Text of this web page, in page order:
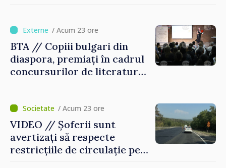
/ Acum 23 ore
BTA // Copiii bulgari din
diaspora, premiați în cadrul
concursurilor de literatură,
Bulgarii din Străinătate
/ Acum 23 ore
VIDEO // Șoferii sunt
avertizați să respecte
restricțiile de circulație pe